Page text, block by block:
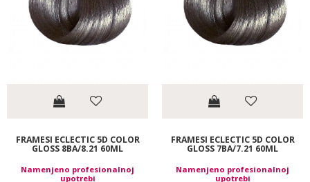
FRAMESI ECLECTIC 5D COLOR
GLOSS 8BA/8.21 60ML
Namenjeno profesionalnoj
upotrebi
FRAMESI ECLECTIC 5D COLOR
GLOSS 7BA/7.21 60ML
Namenjeno profesionalnoj
upotrebi